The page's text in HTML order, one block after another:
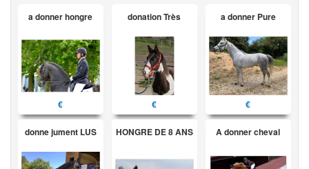
a donner hongre
€
donation Très
€
a donner Pure
€
donne jument LUS HONGRE DE 8 ANS A donner cheval